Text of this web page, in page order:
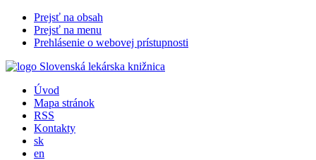
Prejsť na obsah
Prejsť na menu
Prehlásenie o webovej prístupnosti
Úvod
Mapa stránok
RSS
Kontakty
sk
en